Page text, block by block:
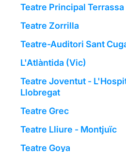
Teatre Principal Terrassa
Teatre Zorrilla
Teatre-Auditori Sant
L'Atlàntida (Vic)
Teatre Joventut -
Llobregat
Teatre Grec
Teatre Lliure - Montjuïc
Teatre Goya